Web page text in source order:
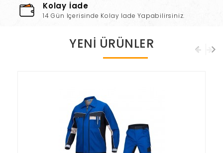
Kolay İade
14 Gün Içerisinde Kolay Iade Yapabilirsiniz.
YENI ÜRÜNLER